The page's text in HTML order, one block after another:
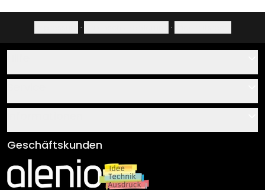
· ·
Über uns
Klebe- und Montageanleitungen
Newsletter An-/Abmeldung
AGB
Impressum
Versand & Zahlung
Geschäftskunden